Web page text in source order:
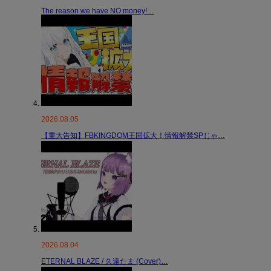
The reason we have NO money!…
2026.08.05
【重大告知】FBKINGDOM王国拡大！情報解禁SPじゃ…
2026.08.04
ETERNAL BLAZE / 久遠たま (Cover)…